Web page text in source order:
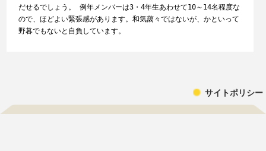
だせるでしょう。 例年メンバーは3・4年生あわせて10～14名程度な
ので、ほどよい緊張感があります。和気藹々ではないが、かといって
野暮でもないと自負しています。
サイトポリシー